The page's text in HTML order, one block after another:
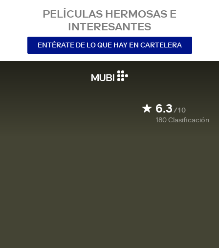
PELÍCULAS HERMOSAS E
INTERESANTES
ENTÉRATE DE LO QUE HAY EN CARTELERA
6.3/10
180Clasificación